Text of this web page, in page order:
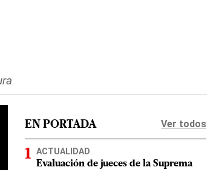
EN PORTADA Ver todos
ACTUALIDAD
Evaluación de jueces de la Suprema